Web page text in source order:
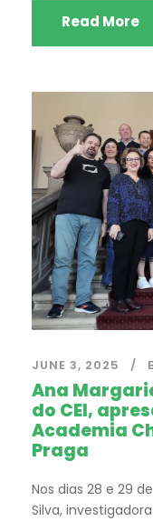
Read More
JUNE 3, 2025
Ana
do CEI,
Academia
Praga
Nos dias 28 e 29
Silva,